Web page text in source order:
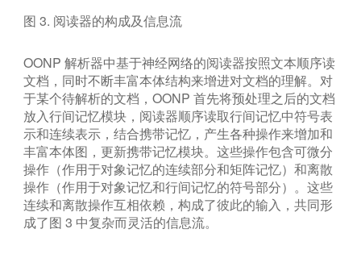
图 3. 阅读器的构成及信息流
OONP 解析器中基于神经网络的阅读器按照文本顺序读
文档，同时不断丰富本体结构来增进对文档的理解。对
于某个待解析的文档，OONP 首先将预处理之后的文档
放入行间记忆模块，阅读器顺序读取行间记忆中符号表
示和连续表示，结合携带记忆，产生各种操作来增加和
丰富本体图，更新携带记忆模块。这些操作包含可微分
操作（作用于对象记忆的连续部分和矩阵记忆）和离散
操作（作用于对象记忆和行间记忆的符号部分）。这些
连续和离散操作互相依赖，构成了彼此的输入，共同形
成了图 3 中复杂而灵活的信息流。